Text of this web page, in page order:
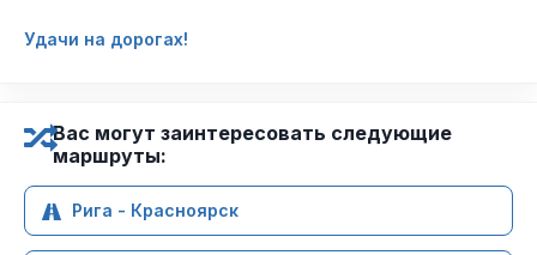
Удачи на дорогах!
Вас могут заинтересовать следующие
маршруты:
Рига - Красноярск